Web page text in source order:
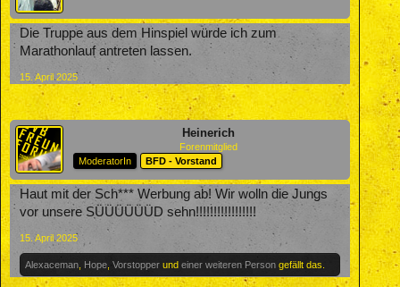
Die Truppe aus dem Hinspiel würde ich zum
Marathonlauf antreten lassen.
15. April 2025
Heinerich
Forenmitglied
ModeratorIn
BFD - Vorstand
Haut mit der Sch*** Werbung ab! Wir wolln die Jungs
vor unsere SÜÜÜÜÜÜD sehn!!!!!!!!!!!!!!!!!
15. April 2025
Alexaceman Hope Vorstopper und einer weiteren Person gefällt das.